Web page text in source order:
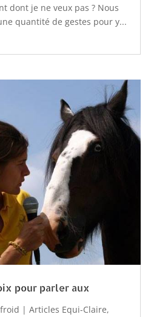
dont je ne veux pas ? Nous
quantité de gestes pour y...
pour parler aux
| Articles Equi-Claire,